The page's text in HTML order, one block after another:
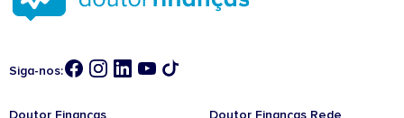
Siga-nos:
Doutor Finanças Doutor Finanças Rede